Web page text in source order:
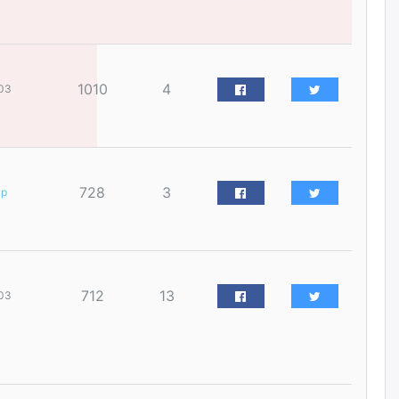
өчигдѳр
Орон сууц, нийтийн аж ахуй,
авто зам, тохижилт
холбоотой ГОМДОЛ их байгааг
суулгана гэх мэтээр дарамталдаг
1010 4
728 3
712 13